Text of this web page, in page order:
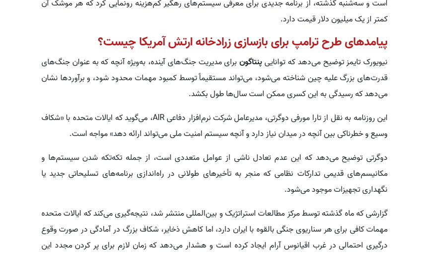
است و سه‌شنبه گذشته، از برنامه جدیدی برای معرفی سیستم‌های رهگیر کم‌هزینه رونمایی کرد که هر موشک آن
کمتر از یک میلیون دلار قیمت دارد.
پیامدهای طرح ترامپ برای بازسازی زرادخانه ارتش آمریکا چیست؟
نیویورک تایمز توضیح می‌دهد که تواناییپنتاگون برای مدیریت جنگ‌های آینده، به‌ویژه آنچه که به عنوان جنگ‌های
قدرت‌های بزرگ علیه چین شناخته می‌شود، می‌تواند مستقیماً توسط کمبود مهمات محدود شود، و برآوردها نشان
می‌دهد که رسیدگی به این کسری ممکن است سال‌ها طول بکشد.
این روزنامه به نقل از تارا مورفی دوگرتی، مدیرعامل شرکت نرم‌افزار دفاعی AIR، می‌گوید که ایالات متحده با «شکاف
وسیع و خطرناکی بین آنچه در میدان نیاز دارد و آنچه سیستم امنیت ملی می‌تواند ارائه دهد» مواجه است.
دوگرتی توضیح می‌دهد که این عدم تعادل ناشی از عوامل متعددی است، از جمله تکه‌تکه شدن سیستم‌ها و
مکانیسم‌های قدیمی تدارکات نظامی که منجر به تأخیرهای طولانی در راه‌اندازی برنامه‌های تسلیحاتی جدید یا
نگهداری تجهیزات موجود می‌شود.
گزارشی که ماه گذشته توسط مرکز مطالعات استراتژیک و بین‌المللی منتشر شد، نتیجه‌گیری می‌کند که ایالات متحده
مهمات کافی برای هر سناریوی جنگی بالقوه با ایران دارد، اما کاهش ذخایر، شکاف بزرگ در آمادگی در صورت وقوع
درگیری احتمالی در غرب اقیانوس آرام ایجاد کرده است و هشدار می‌دهد که زمان لازم برای پر کردن مجدد این